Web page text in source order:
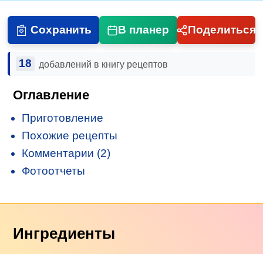
Сохранить В планер Поделиться
18 добавлений в книгу рецептов
Оглавление
Приготовление
Похожие рецепты
Комментарии (2)
Фотоотчеты
Ингредиенты